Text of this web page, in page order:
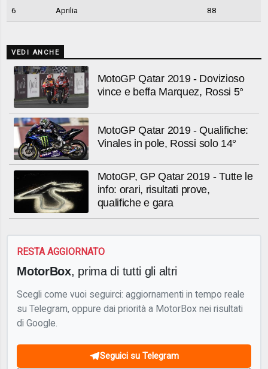
6 Aprilia 88
VEDI ANCHE
MotoGP Qatar 2019 - Dovizioso
vince e beffa Marquez, Rossi 5°
MotoGP Qatar 2019 - Qualifiche:
Vinales in pole, Rossi solo 14°
MotoGP, GP Qatar 2019 - Tutte le
info: orari, risultati prove,
qualifiche e gara
RESTA AGGIORNATO
MotorBox, prima di tutti gli altri
Scegli come vuoi seguirci: aggiornamenti in tempo reale
su Telegram, oppure dai priorità a MotorBox nei risultati
di Google.
Seguici su Telegram